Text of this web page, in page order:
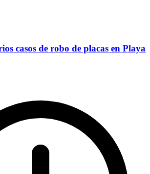
casos de robo de placas en Playa